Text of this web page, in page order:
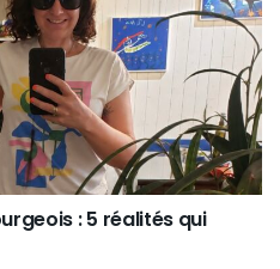
: 5 réalités qui